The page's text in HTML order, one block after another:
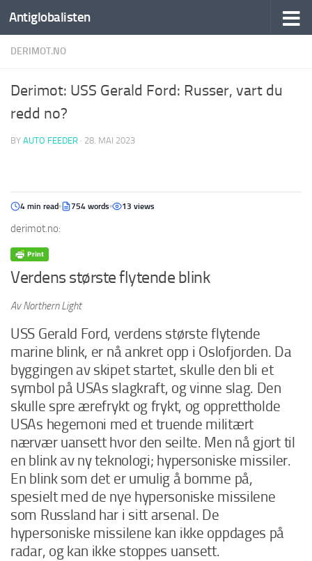
Antiglobalisten
DERIMOT.NO
Derimot: USS Gerald Ford: Russer, vart du
redd no?
BY AUTO FEEDER · 28. MAI 2023
4 min read 754 words 13 views
derimot.no:
Verdens største flytende blink
Av Northern Light
USS Gerald Ford, verdens største flytende
marine blink, er nå ankret opp i Oslofjorden. Da
byggingen av skipet startet, skulle den bli et
symbol på USAs slagkraft, og vinne slag. Den
skulle spre ærefrykt og frykt, og opprettholde
USAs hegemoni med et truende militært
nærvær uansett hvor den seilte. Men nå gjort til
en blink av ny teknologi; hypersoniske missiler.
En blink som det er umulig å bomme på,
spesielt med de nye hypersoniske missilene
som Russland har i sitt arsenal. De
hypersoniske missilene kan ikke oppdages på
radar, og kan ikke stoppes uansett.